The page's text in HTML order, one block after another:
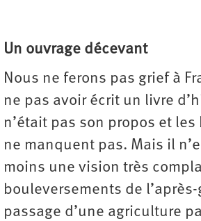
Un ouvrage décevant
Nous ne ferons pas grief à
ne pas avoir écrit un livre
n’était pas son propos et les
ne manquent pas. Mais il
moins une vision très
bouleversements de
passage d’une agriculture